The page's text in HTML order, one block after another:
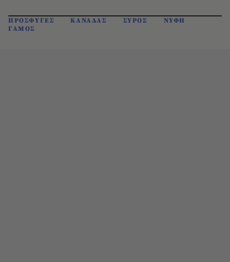
ΠΡΟΣΦΥΓΕΣ ΚΑΝΑΔΑΣ ΣΥΡΟΣ
ΝΥΦΗ
ΓΑΜΟΣ